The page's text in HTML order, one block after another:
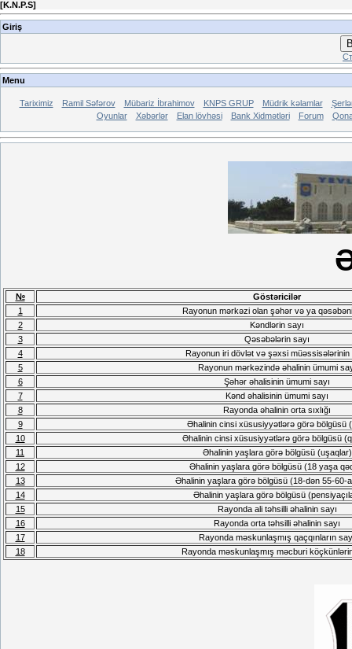
[K.N.P.S]
Giriş
Menu
Tariximiz Ramil Səfərov Mübariz İbrahimov KNPS GRUP Müdrik kəlamlar
Oyunlar
Xəbərlər Elan lövhəsi Bank Xidmətləri Forum
№
Göstəricilər
1
Rayonun mərkəzi olan şəhər və ya
2
Kəndlərin sayı
3
Qəsəbələrin sayı
4
Rayonun iri dövlət və şəxsi müəssisələrinin
5
Rayonun mərkəzində əhalinin ümumi
6
Şəhər əhalisinin ümumi sayı
7
Kənd əhalisinin ümumi sayı
8
Rayonda əhalinin orta sıxlığı
9
Əhalinin cinsi xüsusiyyətlərə görə bölgüsü
10
Əhalinin cinsi xüsusiyyətlərə görə bölgüsü
11
Əhalinin yaşlara görə bölgüsü (uşaqlar)
12
Əhalinin yaşlara görə bölgüsü (18 yaşa
13
Əhalinin yaşlara görə bölgüsü (18-dən 55-60-
14
Əhalinin yaşlara görə bölgüsü
15
Rayonda ali təhsilli əhalinin sayı
16
Rayonda orta təhsilli əhalinin sayı
17
Rayonda məskunlaşmış qaçqınların
18
Rayonda məskunlaşmış məcburi